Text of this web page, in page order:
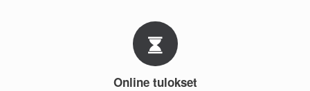
Online tulokset